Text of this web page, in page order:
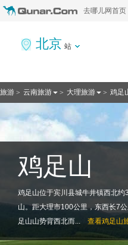
去哪儿网首页
北京 站
旅游 > 云南旅游 > 大理旅游 > 鸡足
鸡足山
鸡足山位于宾川县城牛井镇西北
山。距大理市100公里，东西长7
足山山势背西北而...
查看鸡足山